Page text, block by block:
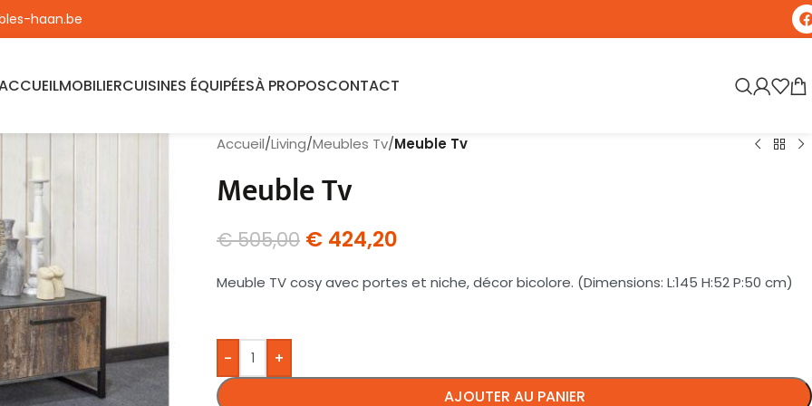
haan.be
MOBILIERCUISINES ÉQUIPÉESÀ PROPOSCONTACT
Accueil/Living/Meubles Tv/Meuble Tv
Meuble Tv
€505,00 € 424,20
Meuble TV cosy avec portes et niche, décor bicolore. (Dimensions: L:145 H:52 P:50 cm)
-
+
AJOUTER AU PANIER